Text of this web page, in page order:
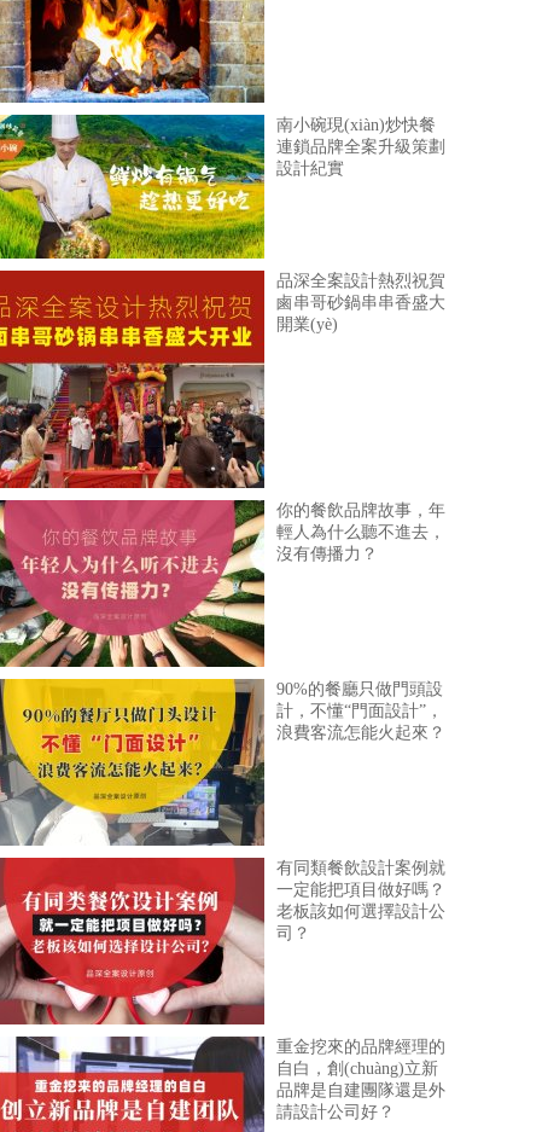
南小碗現(xiàn)炒快餐
連鎖品牌全案升級策劃
設計紀實
品深全案設計熱烈祝賀
鹵串哥砂鍋串串香盛大
開業(yè)
你的餐飲品牌故事，年
輕人為什么聽不進去，
沒有傳播力？
90%的餐廳只做門頭設
計，不懂“門面設計”，
浪費客流怎能火起來？
有同類餐飲設計案例就
一定能把項目做好嗎？
老板該如何選擇設計公
司？
重金挖來的品牌經理的
自白，創(chuàng)立新
品牌是自建團隊還是外
請設計公司好？